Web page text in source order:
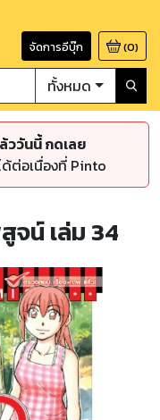
จัดการอีบุ๊ก (0)
ทั้งหมด
ววันนี้ กดเลย
ต่อเนื่องที่ Pinto
จน์ เล่ม 34